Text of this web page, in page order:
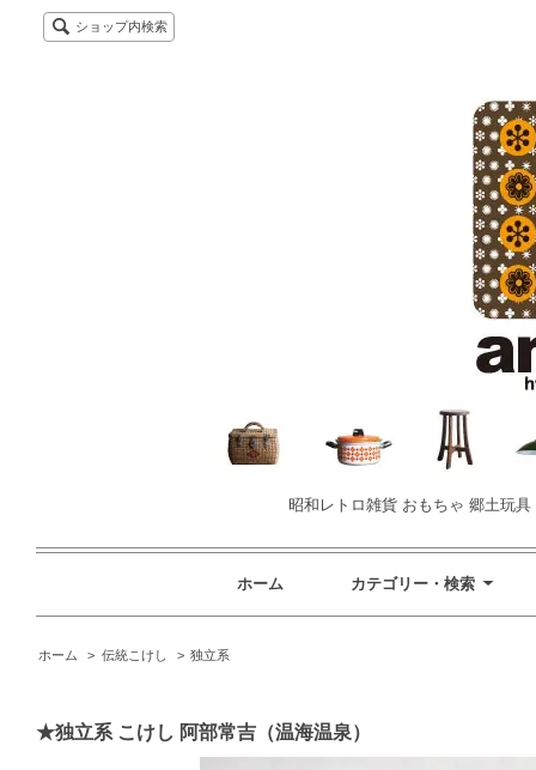
ショップ内検索
昭和レトロ雑貨 おもちゃ 郷土玩
ホーム カテゴリー・検索
ホーム > 伝統こけし > 独立系
★独立系 こけし 阿部常吉（温海温泉）